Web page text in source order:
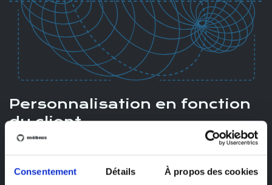
Consentement Détails À propos des cookies
Personnalisation en fonction
du client
Nous nous appuyons sur l’apprentissage automatique pour
grâce à des algorithmes sur mesure.